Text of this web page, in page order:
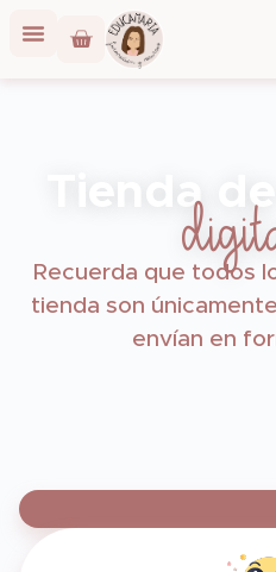
Tienda
Recuerda que todos
tienda son
envían en